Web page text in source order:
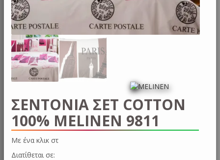
ΣΕΝΤΟΝΙΑ ΣΕΤ COTTON
100% MELINEN 9811
Με ένα κλ
Διατίθεται σε: